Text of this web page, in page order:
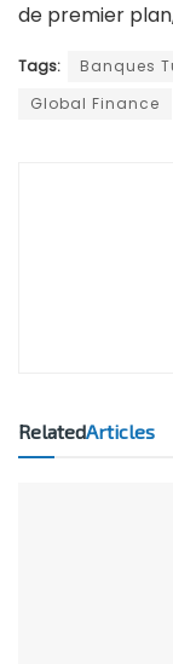
de premier
Tags: Banques
Global Finance
RelatedArticles